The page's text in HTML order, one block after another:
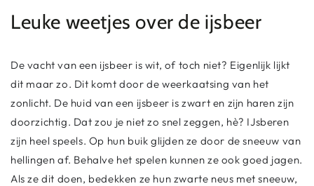
Leuke weetjes over de ijsbeer
De vacht van een ijsbeer is wit, of toch niet? Eigenlijk lijkt
dit maar zo. Dit komt door de weerkaatsing van het
zonlicht. De huid van een ijsbeer is zwart en zijn haren zijn
doorzichtig. Dat zou je niet zo snel zeggen, hè? IJsberen
zijn heel speels. Op hun buik glijden ze door de sneeuw van
hellingen af. Behalve het spelen kunnen ze ook goed jagen.
Als ze dit doen, bedekken ze hun zwarte neus met sneeuw,